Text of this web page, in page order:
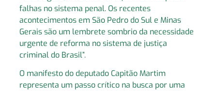
falhas no sistema penal. Os recentes
acontecimentos em São Pedro do Sul e Minas
Gerais são um lembrete sombrio da necessidade
urgente de reforma no sistema de justiça
criminal do Brasil”.
O manifesto do deputado Capitão Martim
representa um passo crítico na busca por uma